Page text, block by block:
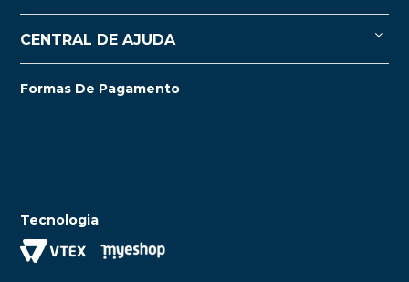
CENTRAL DE AJUDA
Formas De Pagamento
Tecnologia